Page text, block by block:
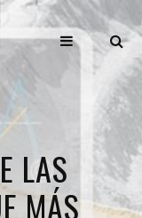
LAS
MÁS